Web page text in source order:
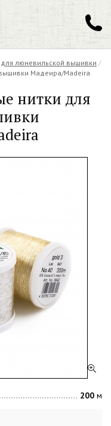
09
для люневильской вышивки /
Мадеира/Madeira
нитки для
200 м